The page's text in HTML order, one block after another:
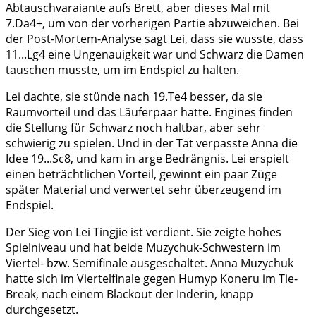
Abtauschvaraiante aufs Brett, aber dieses Mal mit
7.Da4+, um von der vorherigen Partie abzuweichen. Bei
der Post-Mortem-Analyse sagt Lei, dass sie wusste, dass
11...Lg4 eine Ungenauigkeit war und Schwarz die Damen
tauschen musste, um im Endspiel zu halten.
Lei dachte, sie stünde nach 19.Te4 besser, da sie
Raumvorteil und das Läuferpaar hatte. Engines finden
die Stellung für Schwarz noch haltbar, aber sehr
schwierig zu spielen. Und in der Tat verpasste Anna die
Idee 19...Sc8, und kam in arge Bedrängnis. Lei erspielt
einen beträchtlichen Vorteil, gewinnt ein paar Züge
später Material und verwertet sehr überzeugend im
Endspiel.
Der Sieg von Lei Tingjie ist verdient. Sie zeigte hohes
Spielniveau und hat beide Muzychuk-Schwestern im
Viertel- bzw. Semifinale ausgeschaltet. Anna Muzychuk
hatte sich im Viertelfinale gegen Humyp Koneru im Tie-
Break, nach einem Blackout der Inderin, knapp
durchgesetzt.